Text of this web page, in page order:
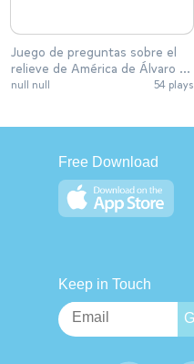
Juego de preguntas sobre el
relieve de América de Álvaro y
David.
null null 54 plays
Free Download
Keep in Touch